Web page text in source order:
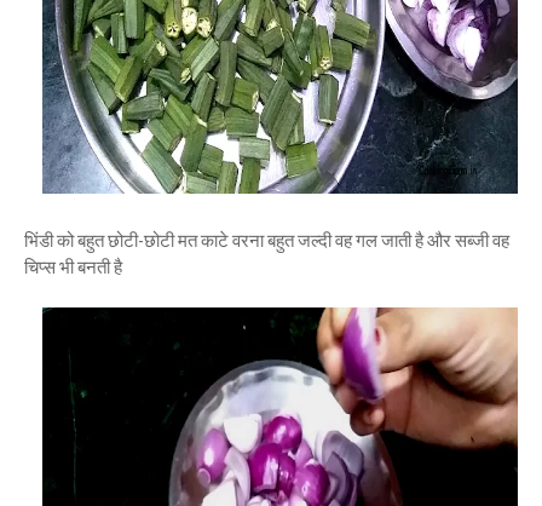
भिंडी को बहुत छोटी-छोटी मत काटे वरना बहुत जल्दी वह गल जाती है और सब्जी वह
चिप्स भी बनती है